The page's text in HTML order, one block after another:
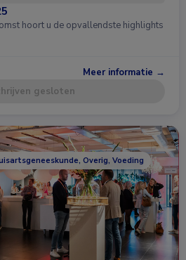
hoort u de opvallendste highlights
Meer informatie →
gesloten
Overig, Voeding